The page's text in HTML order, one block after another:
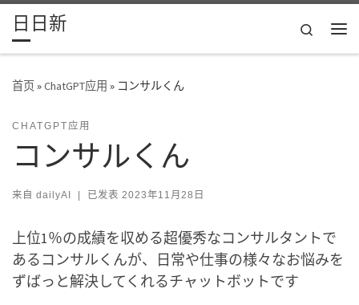
Skip to content
日日新
Search
首页»ChatGPT应用 » コンサルくん
CHATGPT应用
コンサルくん
来自 dailyAI | 已发表 2023年11月28日
上位1％の成績を収める超優秀なコンサルタントで
あるコンサルくんが、日常や仕事の様々なお悩みを
ずばっと解決してくれるチャットボットです